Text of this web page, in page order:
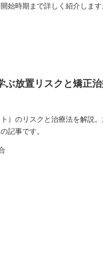
始時期まで詳しく紹介します
ぶ放置リスクと矯正
）のリスクと治療法を解説
記事です。